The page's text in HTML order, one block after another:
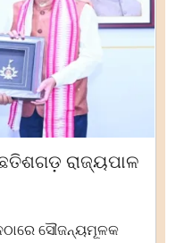
ରାଜ୍ୟପାଳ
ସୌଜନ୍ୟମୂଳକ